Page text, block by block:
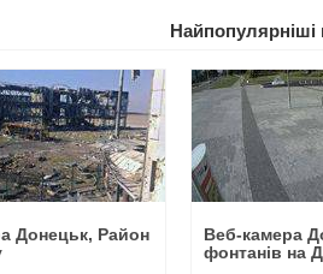
Донецьк, Район
Веб-камера
фонтанів на